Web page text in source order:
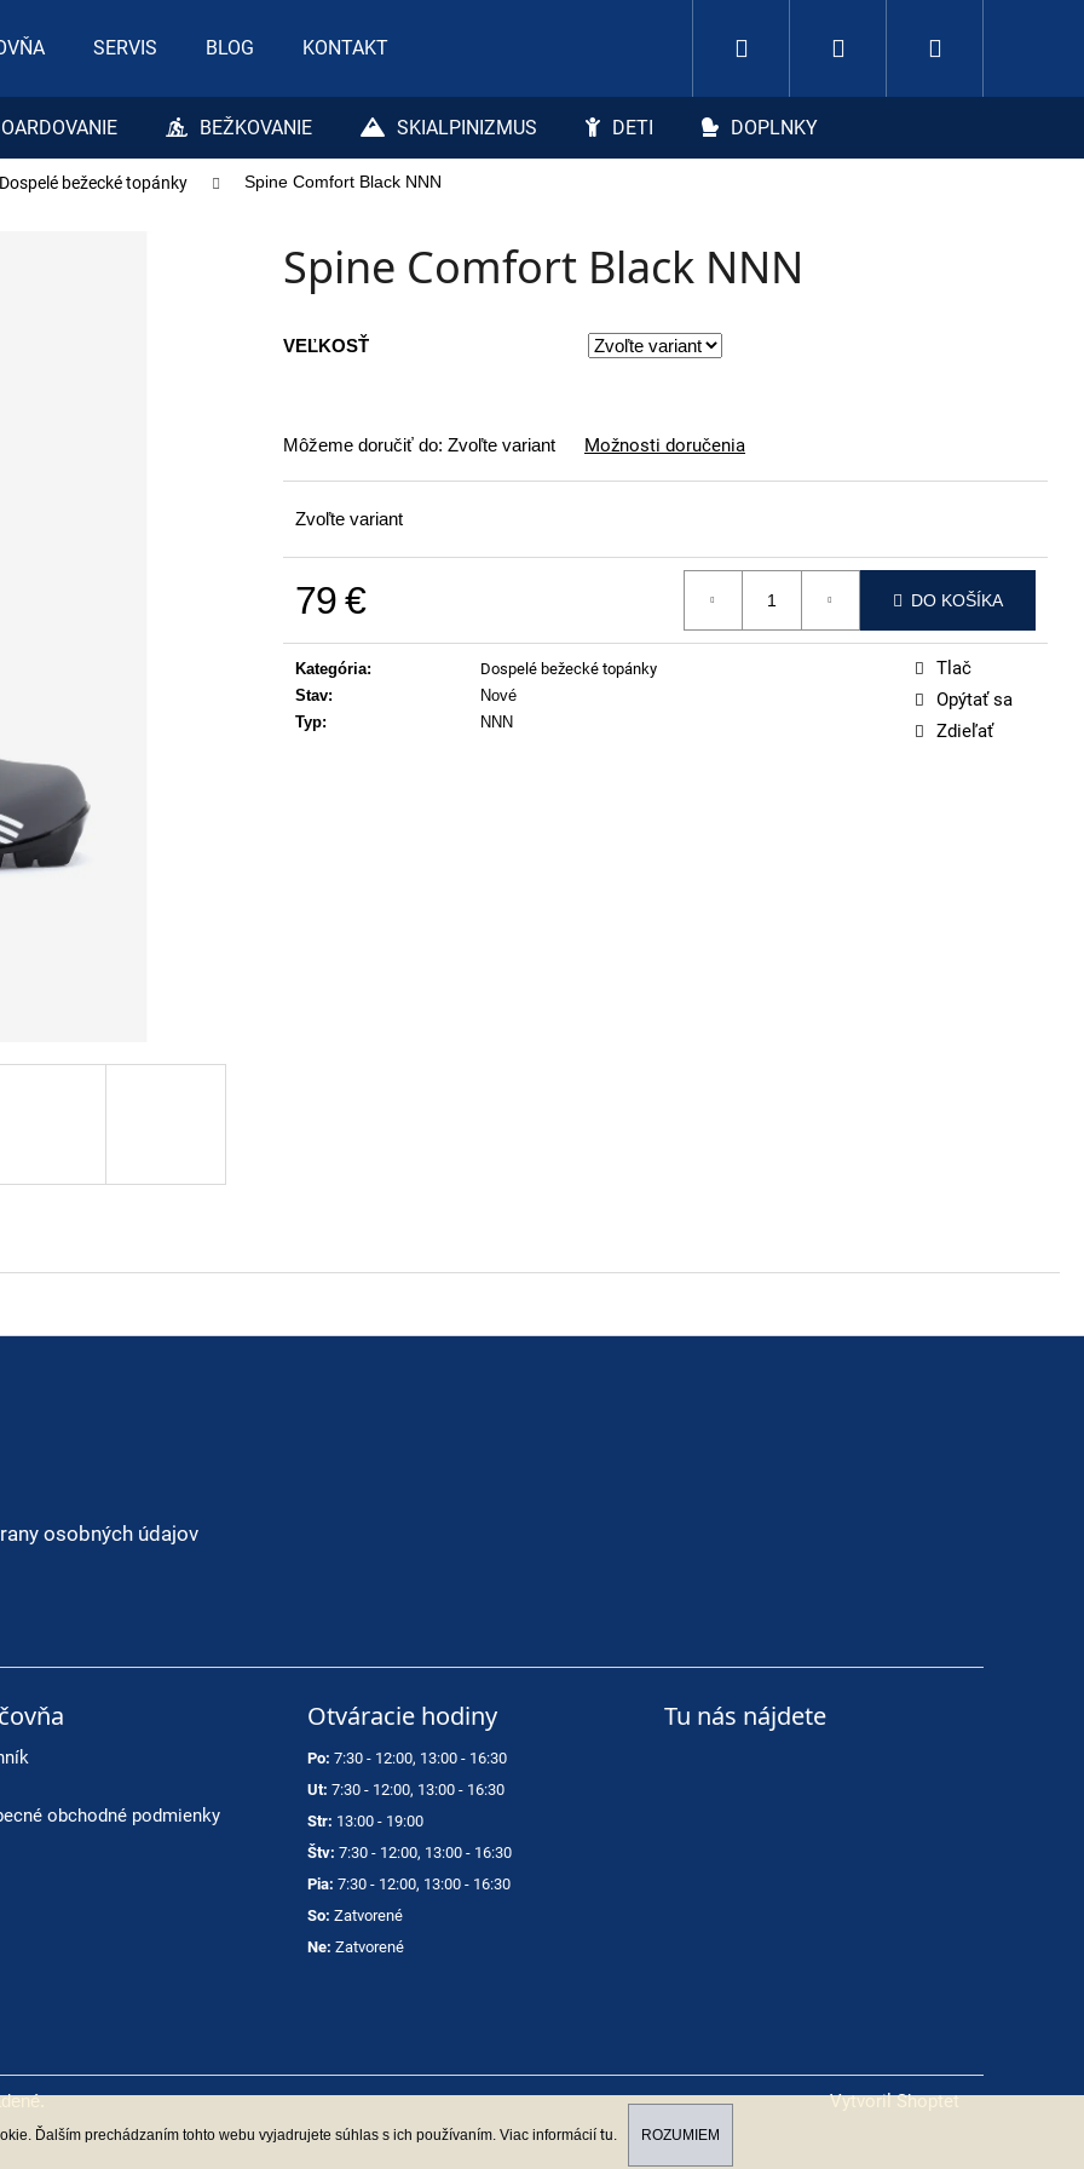
Ďalším prechádzaním tohto webu vyjadrujete súhlas s ich používaním. Viac informácií tu ROZUMIEM
SERVIS BLOG KONTAKT Prihlásenie
BEŽKOVANIE SKIALPINIZMUS DETI DOPLNKY
Dospelé bežecké topánky Spine Comfort Black NNN
Spine Comfort Black NNN
VEĽKOSŤ
Môžeme doručiť do: Zvoľte variant Možnosti doručenia
Zvoľte variant
79 € DO KOŠÍKA
Kategória:
Dospelé bežecké topánky
Stav:
Nové
Typ: NNN
Tlač
Opýtať sa
Zdieľať
potrebujete nájsť?
osobných údajov
obchodné podmienky
Otváracie hodiny
Po: 7:30 - 12:00, 13:00 - 16:30
Ut: 7:30 - 12:00, 13:00 - 16:30
Str: 13:00 - 19:00
Štv: 7:30 - 12:00, 13:00 - 16:30
Pia: 7:30 - 12:00, 13:00 - 16:30
So: Zatvorené
Ne: Zatvorené
Tu nás nájdete
Vytvoril Shoptet